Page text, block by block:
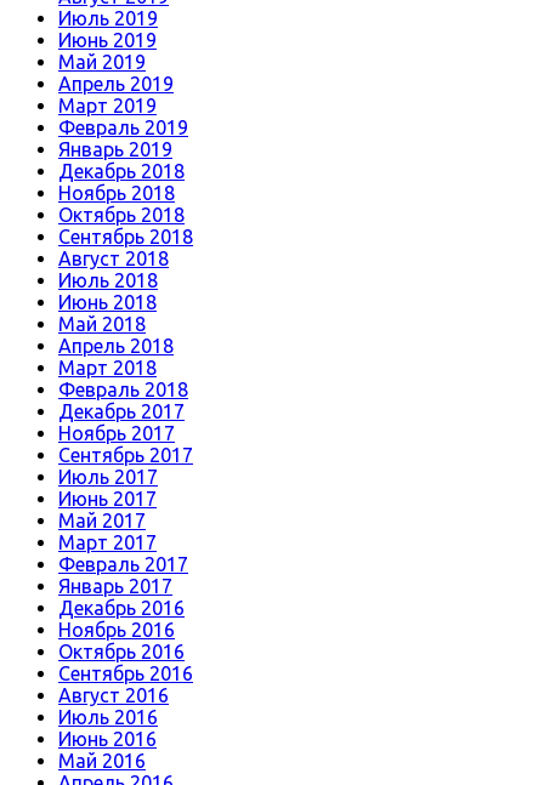
Июль 2019
Июнь 2019
Май 2019
Апрель 2019
Март 2019
Февраль 2019
Январь 2019
Декабрь 2018
Ноябрь 2018
Октябрь 2018
Сентябрь 2018
Август 2018
Июль 2018
Июнь 2018
Май 2018
Апрель 2018
Март 2018
Февраль 2018
Декабрь 2017
Ноябрь 2017
Сентябрь 2017
Июль 2017
Июнь 2017
Май 2017
Март 2017
Февраль 2017
Январь 2017
Декабрь 2016
Ноябрь 2016
Октябрь 2016
Сентябрь 2016
Август 2016
Июль 2016
Июнь 2016
Май 2016